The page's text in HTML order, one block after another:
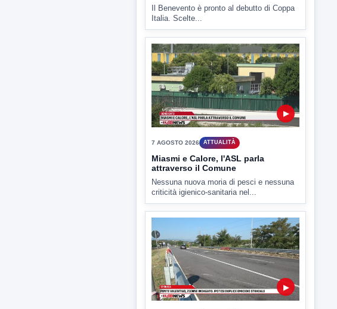
Il Benevento è pronto al debutto di Coppa
Italia. Scelte...
▶
7 AGOSTO 2026 ATTUALITÀ
Miasmi e Calore, l'ASL parla
attraverso il Comune
Nessuna nuova moria di pesci e nessuna
criticità igienico-sanitaria nel...
▶